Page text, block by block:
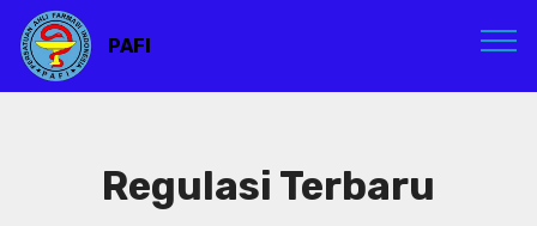
PAFI
Regulasi Terbaru